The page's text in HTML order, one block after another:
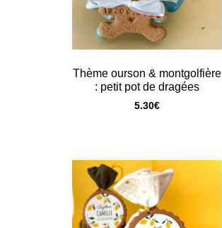
Thème ourson & montgolfière
: petit pot de dragées
5.30€